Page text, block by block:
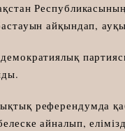
айқындап,
референдумда
айналып,